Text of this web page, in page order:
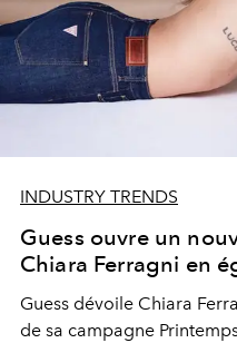
INDUSTRY TRENDS
Guess ouvre un
Chiara Ferragni en
Guess dévoile Chiara
de sa campagne